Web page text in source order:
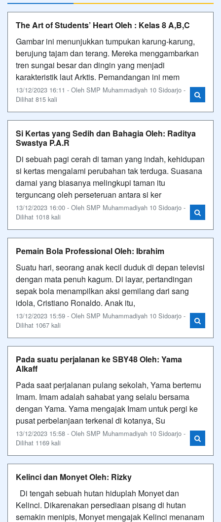
The Art of Students’ Heart Oleh : Kelas 8 A,B,C
Gambar ini menunjukkan tumpukan karung-karung,
berujung tajam dan terang. Mereka menggambarkan
tren sungai besar dan dingin yang menjadi
karakteristik laut Arktis. Pemandangan ini mem
13/12/2023 16:11 - Oleh SMP Muhammadiyah 10 Sidoarjo -
Dilihat 815 kali
Si Kertas yang Sedih dan Bahagia Oleh: Raditya
Swastya P.A.R
Di sebuah pagi cerah di taman yang indah, kehidupan
si kertas mengalami perubahan tak terduga. Suasana
damai yang biasanya melingkupi taman itu
terguncang oleh perseteruan antara si ker
13/12/2023 16:00 - Oleh SMP Muhammadiyah 10 Sidoarjo -
Dilihat 1018 kali
Pemain Bola Professional Oleh: Ibrahim
Suatu hari, seorang anak kecil duduk di depan televisi
dengan mata penuh kagum. Di layar, pertandingan
sepak bola menampilkan aksi gemilang dari sang
idola, Cristiano Ronaldo. Anak itu,
13/12/2023 15:59 - Oleh SMP Muhammadiyah 10 Sidoarjo -
Dilihat 1067 kali
Pada suatu perjalanan ke SBY48 Oleh: Yama
Alkaff
Pada saat perjalanan pulang sekolah, Yama bertemu
Imam. Imam adalah sahabat yang selalu bersama
dengan Yama. Yama mengajak Imam untuk pergi ke
pusat perbelanjaan terkenal di kotanya, Su
13/12/2023 15:58 - Oleh SMP Muhammadiyah 10 Sidoarjo -
Dilihat 1169 kali
Kelinci dan Monyet Oleh: Rizky
Di tengah sebuah hutan hiduplah Monyet dan
Kelinci. Dikarenakan persediaan pisang di hutan
semakin menipis, Monyet mengajak Kelinci menanam